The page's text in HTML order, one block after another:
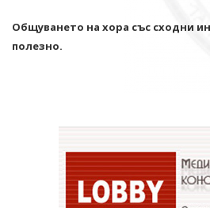
Общуването на хора със сходни
полезно.